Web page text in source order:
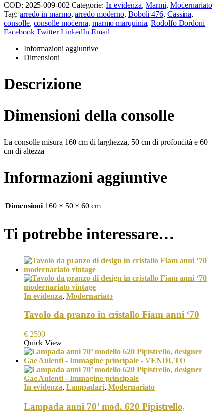
COD: 2025-009-002 Categorie: In evidenza, Marmi, Modernariato
Tag: arredo in marmo, arredo moderno, Boboli 476, Cassina,
consolle, consolle moderna, marmo marquinia, Rodolfo Dordoni
Facebook Twitter LinkedIn Email
Informazioni aggiuntive
Dimensioni
Descrizione
Dimensioni della consolle
La consolle misura 160 cm di larghezza, 50 cm di profondità e 60
cm di altezza
Informazioni aggiuntive
Dimensioni 160 × 50 × 60 cm
Ti potrebbe interessare…
In evidenza, Modernariato
Tavolo da pranzo in cristallo Fiam anni ‘70
€ 2500
Quick View
In evidenza, Lampadari, Modernariato
Lampada anni 70’ mod. 620 Pipistrello,